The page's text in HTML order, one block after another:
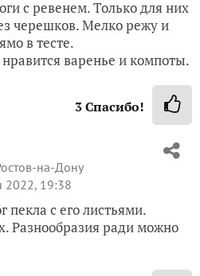
с ревенем. Только для них
черешков. Мелко режу и
в тесте.
варенье и компоты.
3Спасибо!
на-Дону
2022, 19:38
пекла с его листьями.
Разнообразия ради можно